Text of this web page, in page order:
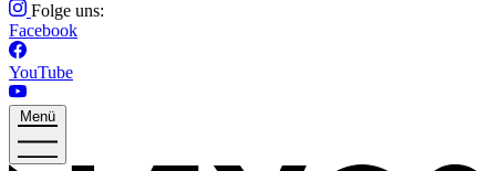
Folge uns:
Facebook
YouTube
Menü